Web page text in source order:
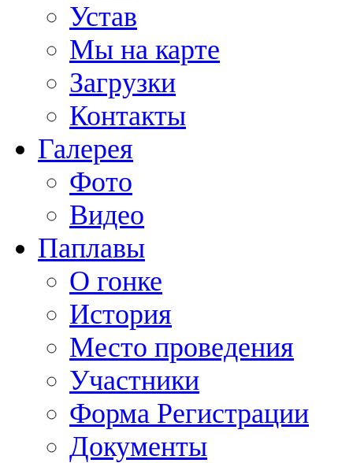
Устав
Мы на карте
Загрузки
Контакты
Галерея
Фото
Видео
Паплавы
О гонке
История
Место проведения
Участники
Форма Регистрации
Документы